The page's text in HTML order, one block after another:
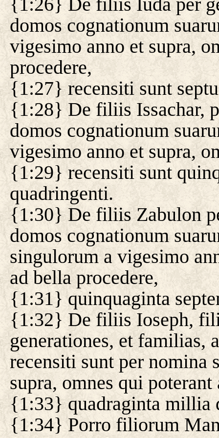
domos cognationum
vigesimo anno et supra,
procedere,
{1:27} recensiti sunt
{1:28} De filiis Issachar,
domos cognationum
vigesimo anno et supra,
{1:29} recensiti sunt
quadringenti.
{1:30} De filiis Zabulon
domos cognationum
singulorum a vigesimo
ad bella procedere,
{1:31} quinquaginta
{1:32} De filiis Ioseph,
generationes, et familias,
recensiti sunt per nomina
supra, omnes qui
{1:33} quadraginta millia
{1:34} Porro filiorum